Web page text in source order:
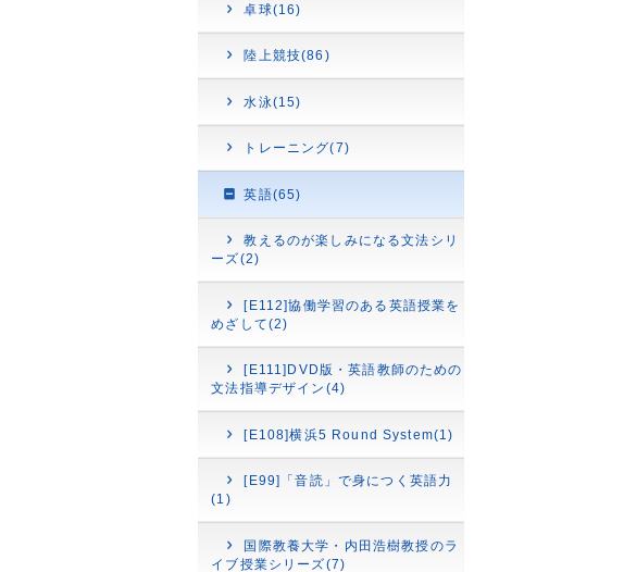
卓球(16)
陸上競技(86)
水泳(15)
トレーニング(7)
英語(65)
教えるのが楽しみになる文法シリ
ーズ(2)
[E112]協働学習のある英語授業を
めざして(2)
[E111]DVD版・英語教師のための
文法指導デザイン(4)
[E108]横浜5 Round System(1)
[E99]「音読」で身につく英語力
(1)
国際教養大学・内田浩樹教授のラ
イブ授業シリーズ(7)